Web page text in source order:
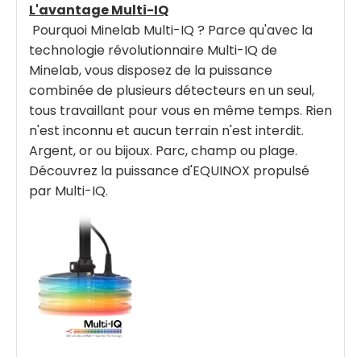
L'avantage Multi-IQ
Pourquoi Minelab Multi-IQ ? Parce qu'avec la
technologie révolutionnaire Multi-IQ de
Minelab, vous disposez de la puissance
combinée de plusieurs détecteurs en un seul,
tous travaillant pour vous en même temps. Rien
n'est inconnu et aucun terrain n'est interdit.
Argent, or ou bijoux. Parc, champ ou plage.
Découvrez la puissance d'EQUINOX propulsé
par Multi-IQ.